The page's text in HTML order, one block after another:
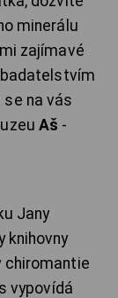
minerálu
zajímavé
badatelstvím
se na vás
Aš -
Jany
knihovny
chiromantie
vypovídá